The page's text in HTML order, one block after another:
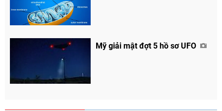
Mỹ giải mật đợt 5 hồ sơ UFO